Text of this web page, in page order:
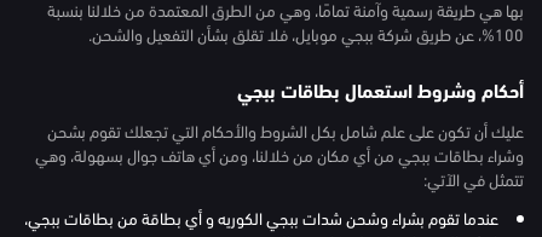
بها هي طريقة رسمية وآمنة تمامًا، وهي من الطرق المعتمدة من خلالنا بنسبة
100%، عن طريق شركة ببجي موبايل، فلا تقلق بشأن التفعيل والشحن.
أحكام وشروط استعمال بطاقات ببجي
عليك أن تكون على علم شامل بكل الشروط والأحكام التي تجعلك تقوم بشحن
وشراء بطاقات ببجي من أي مكان من خلالنا، ومن أي هاتف جوال بسهولة، وهي
تتمثل في الآتي:
عندما تقوم بشراء وشحن شدات ببجي الكوريه و أي بطاقة من بطاقات ببجي،